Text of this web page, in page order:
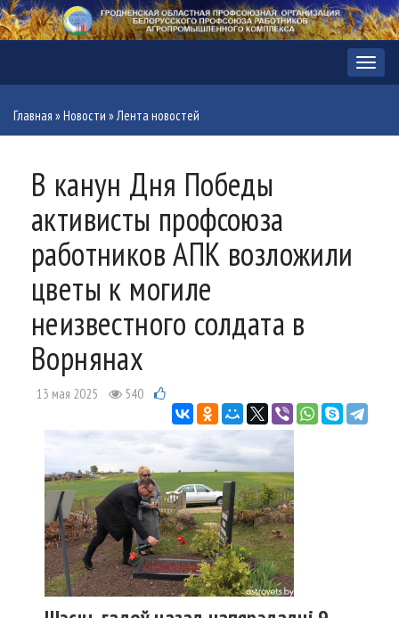
Меню
Главная »Новости »Лента новостей
В канун Дня Победы
активисты профсоюза
работников АПК возложили
цветы к могиле
неизвестного солдата в
Ворнянах
13 мая 2025 540